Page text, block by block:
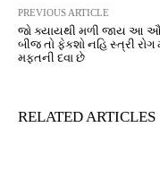
PREVIOUS ARTICLE
જો ક્યાયથી મળી જાય આ
બીજ તો ફેકશો નહિ સ્ત્રી રોગ
મફતની દવા છે
RELATED ARTICLES